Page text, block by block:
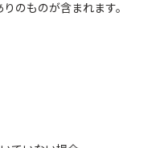
のものが含まれます。